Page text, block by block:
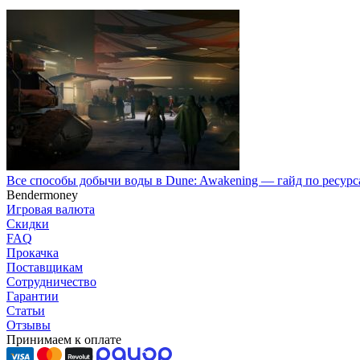
Все способы добычи воды в Dune: Awakening — гайд по
Bendermoney
Игровая валюта
Скидки
FAQ
Прокачка
Поставщикам
Сотрудничество
Гарантии
Статьи
Отзывы
Принимаем к оплате